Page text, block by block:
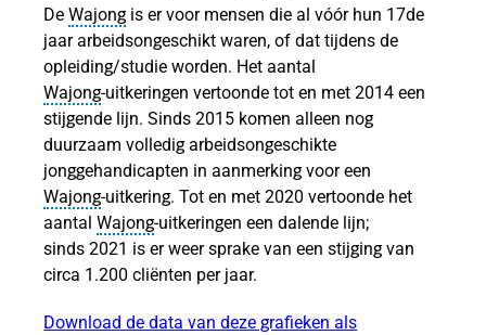
leeftijd
DeWajongis er voor mensen die al vóór hun 17de
jaar arbeidsongeschikt waren, of dat tijdens de
opleiding/studie worden. Het aantal
Wajong‑uitkeringen vertoonde tot en met 2014 een
stijgende lijn. Sinds 2015 komen alleen nog
duurzaam volledig arbeidsongeschikte
jonggehandicapten in aanmerking voor een
Wajong‑uitkering. Tot en met 2020 vertoonde het
aantalWajong‑uitkeringen een dalende lijn;
sinds 2021 is er weer sprake van een stijging van
circa 1.200 cliënten per jaar.
Download de data van deze grafieken als